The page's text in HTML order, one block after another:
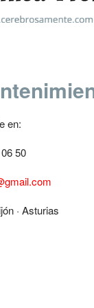
en:
50
· Asturias